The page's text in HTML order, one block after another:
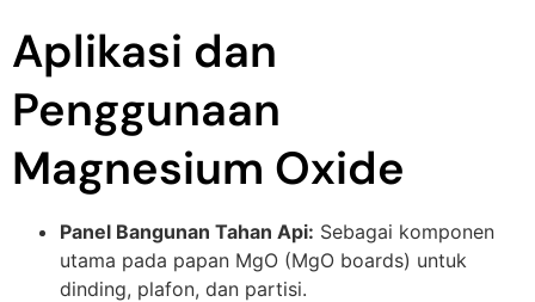
Aplikasi dan
Penggunaan
Magnesium Oxide
Panel Bangunan Tahan Api: Sebagai komponen
utama pada papan MgO (MgO boards) untuk
dinding, plafon, dan partisi.